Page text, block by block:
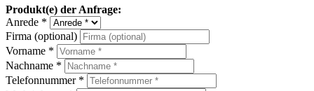
Produkt(e) der Anfrage:
Anrede *
Firma (optional)
Vorname *
Nachname *
Telefonnummer *